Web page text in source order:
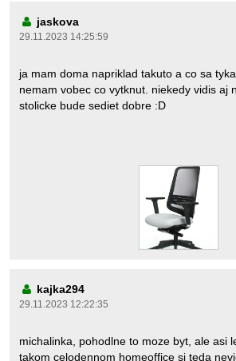
jaskova
29.11.2023 14:25:59
ja mam doma napriklad takuto a co sa
nemam vobec co vytknut. niekedy vidis aj
stolicke bude sediet dobre :D
kajka294
29.11.2023 12:22:35
michalinka, pohodlne to moze byt, ale asi
takom celodennom homeoffice si teda